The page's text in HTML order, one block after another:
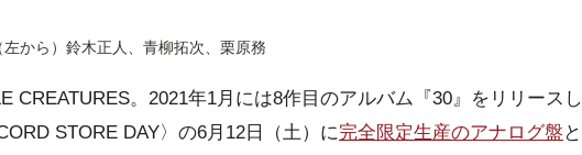
左から）鈴木正人、青柳拓次、栗原務
CREATURES。2021年1月には8作目のアルバム『30』をリリースし
STORE DAY〉の6月12日（土）に完全限定生産のアナログ盤 と